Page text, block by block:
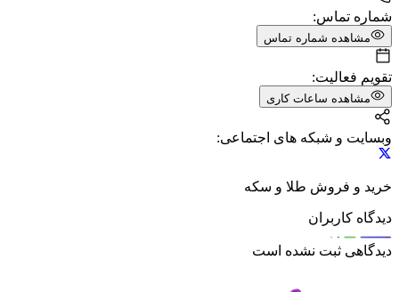
شماره تماس:
مشاهده شماره تماس
تقویم فعالیت:
مشاهده ساعات کاری
وبسایت و شبکه های اجتماعی:
خرید و فروش طلا و سکه
دیدگاه کاربران
دیدگاهی ثبت نشده است